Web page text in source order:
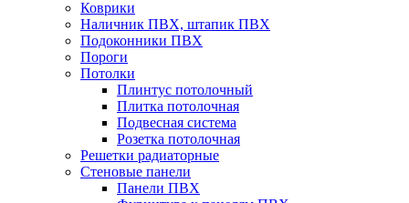
Коврики
Наличник ПВХ, штапик ПВХ
Подоконники ПВХ
Пороги
Потолки
Плинтус потолочный
Плитка потолочная
Подвесная система
Розетка потолочная
Решетки радиаторные
Стеновые панели
Панели ПВХ